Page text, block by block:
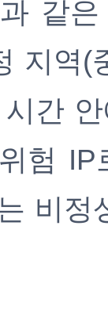
같
지역(
간
험
비정